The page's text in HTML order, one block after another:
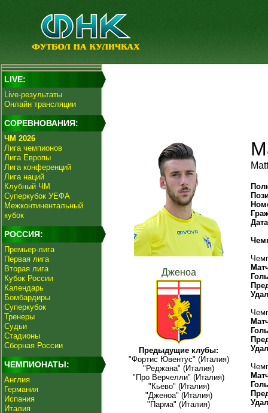
LIVE:
Live-результаты
Онлайн трансляции
СОРЕВНОВАНИЯ:
ЧМ 2026
Лига чемпионов
Лига Европы
Лига конференций
Лига наций
Клубный ЧМ
Суперкубок УЕФА
Межконтинентальный
кубок
РОССИЯ:
Премьер-лига
Первая лига
Вторая лига
Кубок России
Календарь
Бомбардиры
Суперкубок
Тренеры
Судьи
Стадионы
Сборная России
ЧЕМПИОНАТЫ:
Англия
Германия
Испания
Италия
Дженоа
Предыдущие клубы:
"Фортис Ювентус" (Италия)
"Реджана" (Италия)
"Про Верчелли" (Италия)
"Кьево" (Италия)
"Дженоа" (Италия)
"Парма" (Италия)